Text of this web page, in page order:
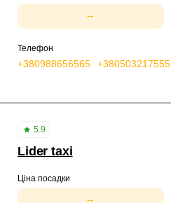
--
Телефон
+380988656565 +380503217555
5.9
Lider taxi
Ціна посадки
--